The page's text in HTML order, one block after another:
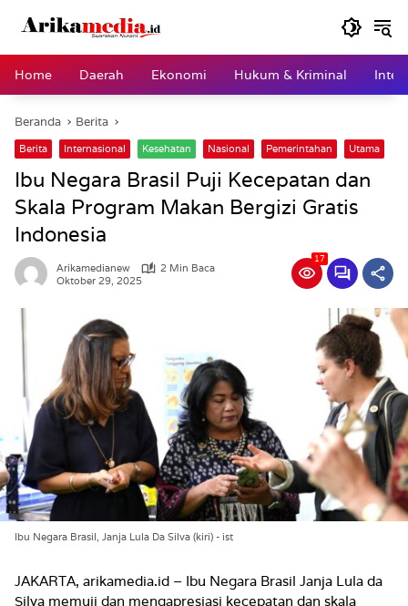
Home
Daerah Ekonomi Hukum & Kriminal
Beranda Berita
Berita Internasional Kesehatan Nasional Pemerintahan Utama
Ibu Negara Brasil Puji Kecepatan dan
Skala Program Makan Bergizi Gratis
Indonesia
Arikamedianew
2 Min Baca
Oktober 29, 2025
17
Ibu Negara Brasil, Janja Lula Da Silva (kiri) - ist
JAKARTA, arikamedia.id – Ibu Negara Brasil Janja Lula da
Silva memuji dan mengapresiasi kecepatan dan skala